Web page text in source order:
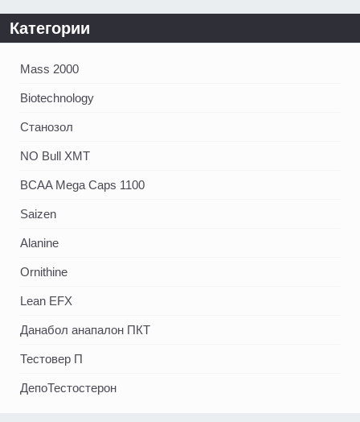
Категории
Mass 2000
Biotechnology
Станозол
NO Bull XMT
BCAA Mega Caps 1100
Saizen
Alanine
Ornithine
Lean EFX
Данабол анапалон ПКТ
Тестовер П
ДепоТестостерон